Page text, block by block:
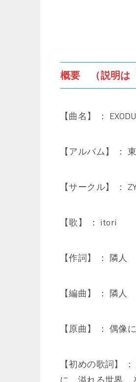
概要 （説明は
【曲名】 ：
【アルバム】 ：
【サークル】 ：
【歌】 ： itori
【作詞】 ： 隣人
【編曲】 ： 隣人
【原曲】 ： 偶
【初めの歌詞